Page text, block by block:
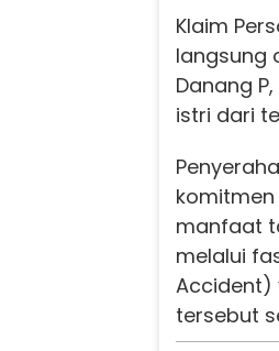
Klaim
langsung
Danang
istri dari
manfaat
melalui
Accident)
tersebut